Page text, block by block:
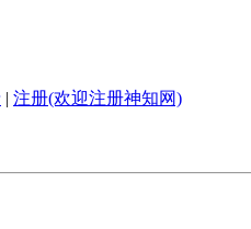
| 注册(欢迎注册神知网)